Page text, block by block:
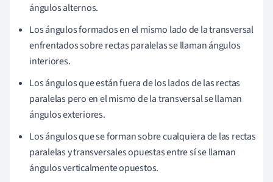
ángulos alternos.
Los ángulos formados en el mismo lado de la transversal
enfrentados sobre rectas paralelas se llaman ángulos
interiores.
Los ángulos que están fuera de los lados de las rectas
paralelas pero en el mismo de la transversal se llaman
ángulos exteriores.
Los ángulos que se forman sobre cualquiera de las rectas
paralelas y transversales opuestas entre sí se llaman
ángulos verticalmente opuestos.